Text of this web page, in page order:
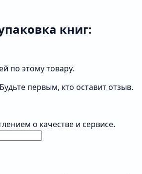
книг:
по этому товару.
первым, кто оставит отзыв.
о качестве и сервисе.